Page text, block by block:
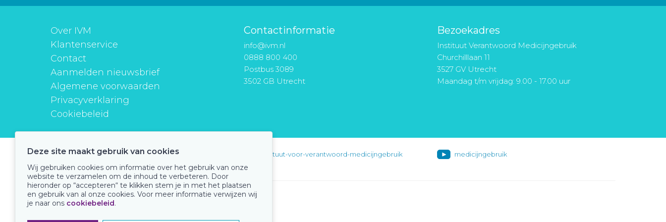
Over IVM
Klantenservice
Contact
Aanmelden nieuwsbrief
Algemene voorwaarden
Privacyverklaring
Cookiebeleid
Contactinformatie
info@ivm.nl
0888 800 400
Postbus 3089
3502 GB Utrecht
Bezoekadres
Instituut Verantwoord Medicijngebruik
Churchilllaan 11
3527 GV Utrecht
Maandag t/m vrijdag: 9.00 - 17.00 uur
instituutverantwoordmedicijngebruik instituut-voor-verantwoord-medicijngebruik medicijngebruik
Onze keurmerken
Deze site maakt gebruik van cookies
Wij gebruiken cookies om informatie over het gebruik van onze
website te verzamelen om de inhoud te verbeteren. Door
hieronder op “accepteren“ te klikken stem je in met het plaatsen
en gebruik van al onze cookies. Voor meer informatie verwijzen wij
je naar ons cookiebeleid.